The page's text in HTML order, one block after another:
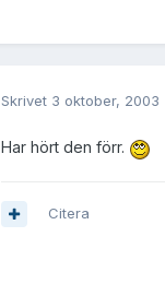
Skrivet 3 oktober, 2003
Har hört den förr.
Citera